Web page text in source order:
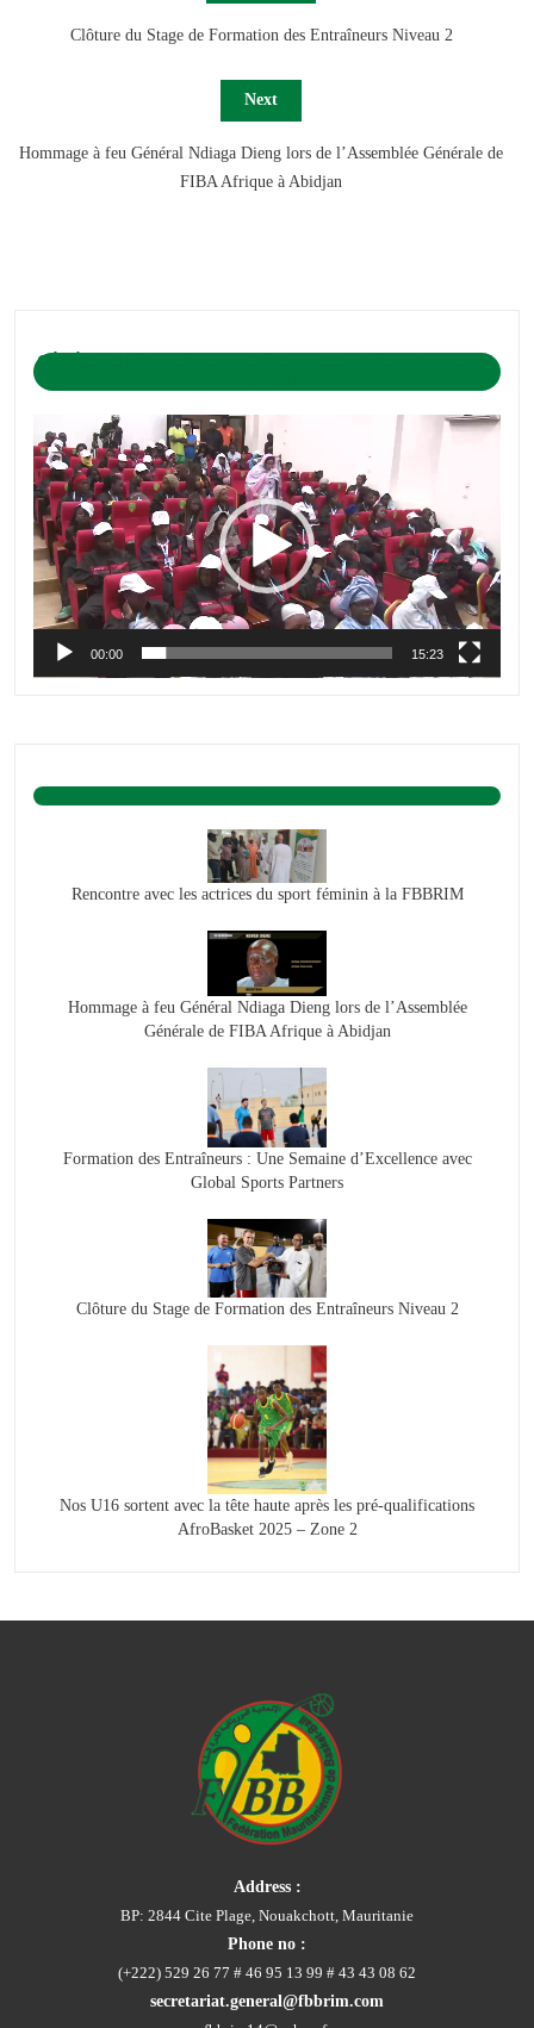
Clôture du Stage de Formation des Entraîneurs Niveau 2
Next
Hommage à feu Général Ndiaga Dieng lors de l’Assemblée Générale de
FIBA Afrique à Abidjan
CÉRÉMONIE D’OUVERTURE DU CAMP DE BASKET-BALL
Lecteur
vidéo
00:00 15:23
Rencontre avec les actrices du sport féminin à la FBBRIM
Hommage à feu Général Ndiaga Dieng lors de l’Assemblée
Générale de FIBA Afrique à Abidjan
Formation des Entraîneurs : Une Semaine d’Excellence avec
Global Sports Partners
Clôture du Stage de Formation des Entraîneurs Niveau 2
Nos U16 sortent avec la tête haute après les pré-qualifications
AfroBasket 2025 – Zone 2
Address :
BP: 2844 Cite Plage, Nouakchott, Mauritanie
Phone no :
(+222) 529 26 77 # 46 95 13 99 # 43 43 08 62
secretariat.general@fbbrim.com